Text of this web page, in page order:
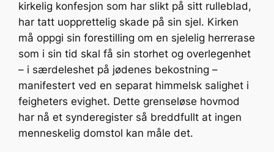
kirkelig konfesjon som har slikt på sitt rulleblad,
har tatt uopprettelig skade på sin sjel. Kirken
må oppgi sin forestilling om en sjelelig herrerase
som i sin tid skal få sin storhet og overlegenhet
– i særdeleshet på jødenes bekostning –
manifestert ved en separat himmelsk salighet i
feigheters evighet. Dette grenseløse hovmod
har nå et synderegister så breddfullt at ingen
menneskelig domstol kan måle det.